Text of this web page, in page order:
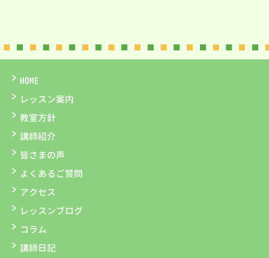
HOME
レッスン案内
教室方針
講師紹介
皆さまの声
よくあるご質問
アクセス
レッスンブログ
コラム
講師日記